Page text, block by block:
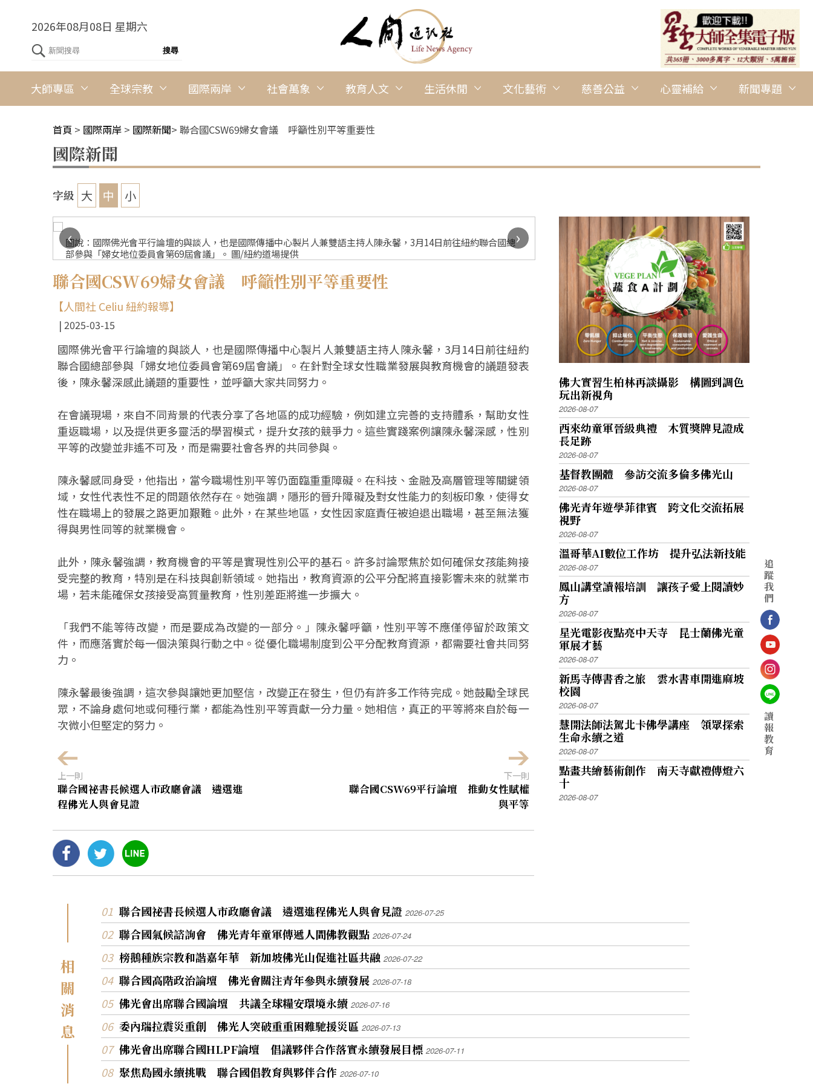
2026年08月08日 星期六
大師專區 全球宗教 國際兩岸 社會萬象 教育人文 生活休閒 文化藝術 慈善公益 心靈補給 新聞專題
首頁 > 國際兩岸 > 國際新聞> 聯合國CSW69婦女會議 呼籲性別平等重要性
國際新聞
字級 大 中 小
圖說：國際佛光會平行論壇的與談人，也是國際傳播中心製片人兼雙語主持人陳永馨，3月14日前往紐約聯合國總
部參與「婦女地位委員會第69屆會議」。 圖/紐約道場提供
圖說：國際佛光會平行論壇的與談人，也是國際傳播中心製片人
部參與「婦女地位委員會第69屆會議」，於聯合國總部大樓前留
‹
›
聯合國CSW69婦女會議 呼籲性別平等重要性
【人間社 Celiu 紐約報導】
2025-03-15
國際佛光會平行論壇的與談人，也是國際傳播中心製片人兼雙語主持人陳永馨，3月14日前往紐約
聯合國總部參與「婦女地位委員會第69屆會議」。在針對全球女性職業發展與教育機會的議題發表
後，陳永馨深感此議題的重要性，並呼籲大家共同努力。
在會議現場，來自不同背景的代表分享了各地區的成功經驗，例如建立完善的支持體系，幫助女性
重返職場，以及提供更多靈活的學習模式，提升女孩的競爭力。這些實踐案例讓陳永馨深感，性別
平等的改變並非遙不可及，而是需要社會各界的共同參與。
陳永馨感同身受，他指出，當今職場性別平等仍面臨重重障礙。在科技、金融及高層管理等關鍵領
域，女性代表性不足的問題依然存在。她強調，隱形的晉升障礙及對女性能力的刻板印象，使得女
性在職場上的發展之路更加艱難。此外，在某些地區，女性因家庭責任被迫退出職場，甚至無法獲
得與男性同等的就業機會。
此外，陳永馨強調，教育機會的平等是實現性別公平的基石。許多討論聚焦於如何確保女孩能夠接
受完整的教育，特別是在科技與創新領域。她指出，教育資源的公平分配將直接影響未來的就業市
場，若未能確保女孩接受高質量教育，性別差距將進一步擴大。
「我們不能等待改變，而是要成為改變的一部分。」陳永馨呼籲，性別平等不應僅停留於政策文
件，而應落實於每一個決策與行動之中。從優化職場制度到公平分配教育資源，都需要社會共同努
力。
陳永馨最後強調，這次參與讓她更加堅信，改變正在發生，但仍有許多工作待完成。她鼓勵全球民
眾，不論身處何地或何種行業，都能為性別平等貢獻一分力量。她相信，真正的平等將來自於每一
次微小但堅定的努力。
上一則
聯合國祕書長候選人市政廳會議 遴選進
程佛光人與會見證
下一則
聯合國CSW69平行論壇 推動女性賦權
與平等
佛大實習生柏林再談攝影 構圖到調色
玩出新視角
2026-08-07
西來幼童軍晉級典禮 木質獎牌見證成
長足跡
2026-08-07
基督教團體 參訪交流多倫多佛光山
2026-08-07
佛光青年遊學菲律賓 跨文化交流拓展
視野
2026-08-07
溫哥華AI數位工作坊 提升弘法新技能
2026-08-07
鳳山講堂讀報培訓 讓孩子愛上閱讀妙
方
2026-08-07
星光電影夜點亮中天寺 昆士蘭佛光童
軍展才藝
2026-08-07
新馬寺傳書香之旅 雲水書車開進麻坡
校園
2026-08-07
慧開法師法駕北卡佛學講座 領眾探索
生命永續之道
2026-08-07
點畫共繪藝術創作 南天寺獻禮傳燈六
十
2026-08-07
相
關
消
息
聯合國祕書長候選人市政廳會議 遴選進程佛光人與會見證 2026-07-25
聯合國氣候諮詢會 佛光青年童軍傳遞人間佛教觀點 2026-07-24
榜鵝種族宗教和諧嘉年華 新加坡佛光山促進社區共融 2026-07-22
聯合國高階政治論壇 佛光會關注青年參與永續發展 2026-07-18
佛光會出席聯合國論壇 共議全球糧安環境永續 2026-07-16
委內瑞拉震災重創 佛光人突破重重困難馳援災區 2026-07-13
佛光會出席聯合國HLPF論壇 倡議夥伴合作落實永續發展目標 2026-07-11
聚焦島國永續挑戰 聯合國倡教育與夥伴合作 2026-07-10
追
蹤
我
們
讀
報
教
育